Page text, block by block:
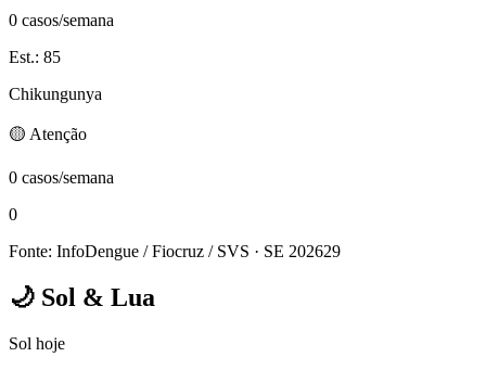
0 casos/semana
Est.: 85
Chikungunya
🟡 Atenção
0 casos/semana
0
Fonte: InfoDengue / Fiocruz / SVS · SE 202629
🌙 Sol & Lua
Sol hoje